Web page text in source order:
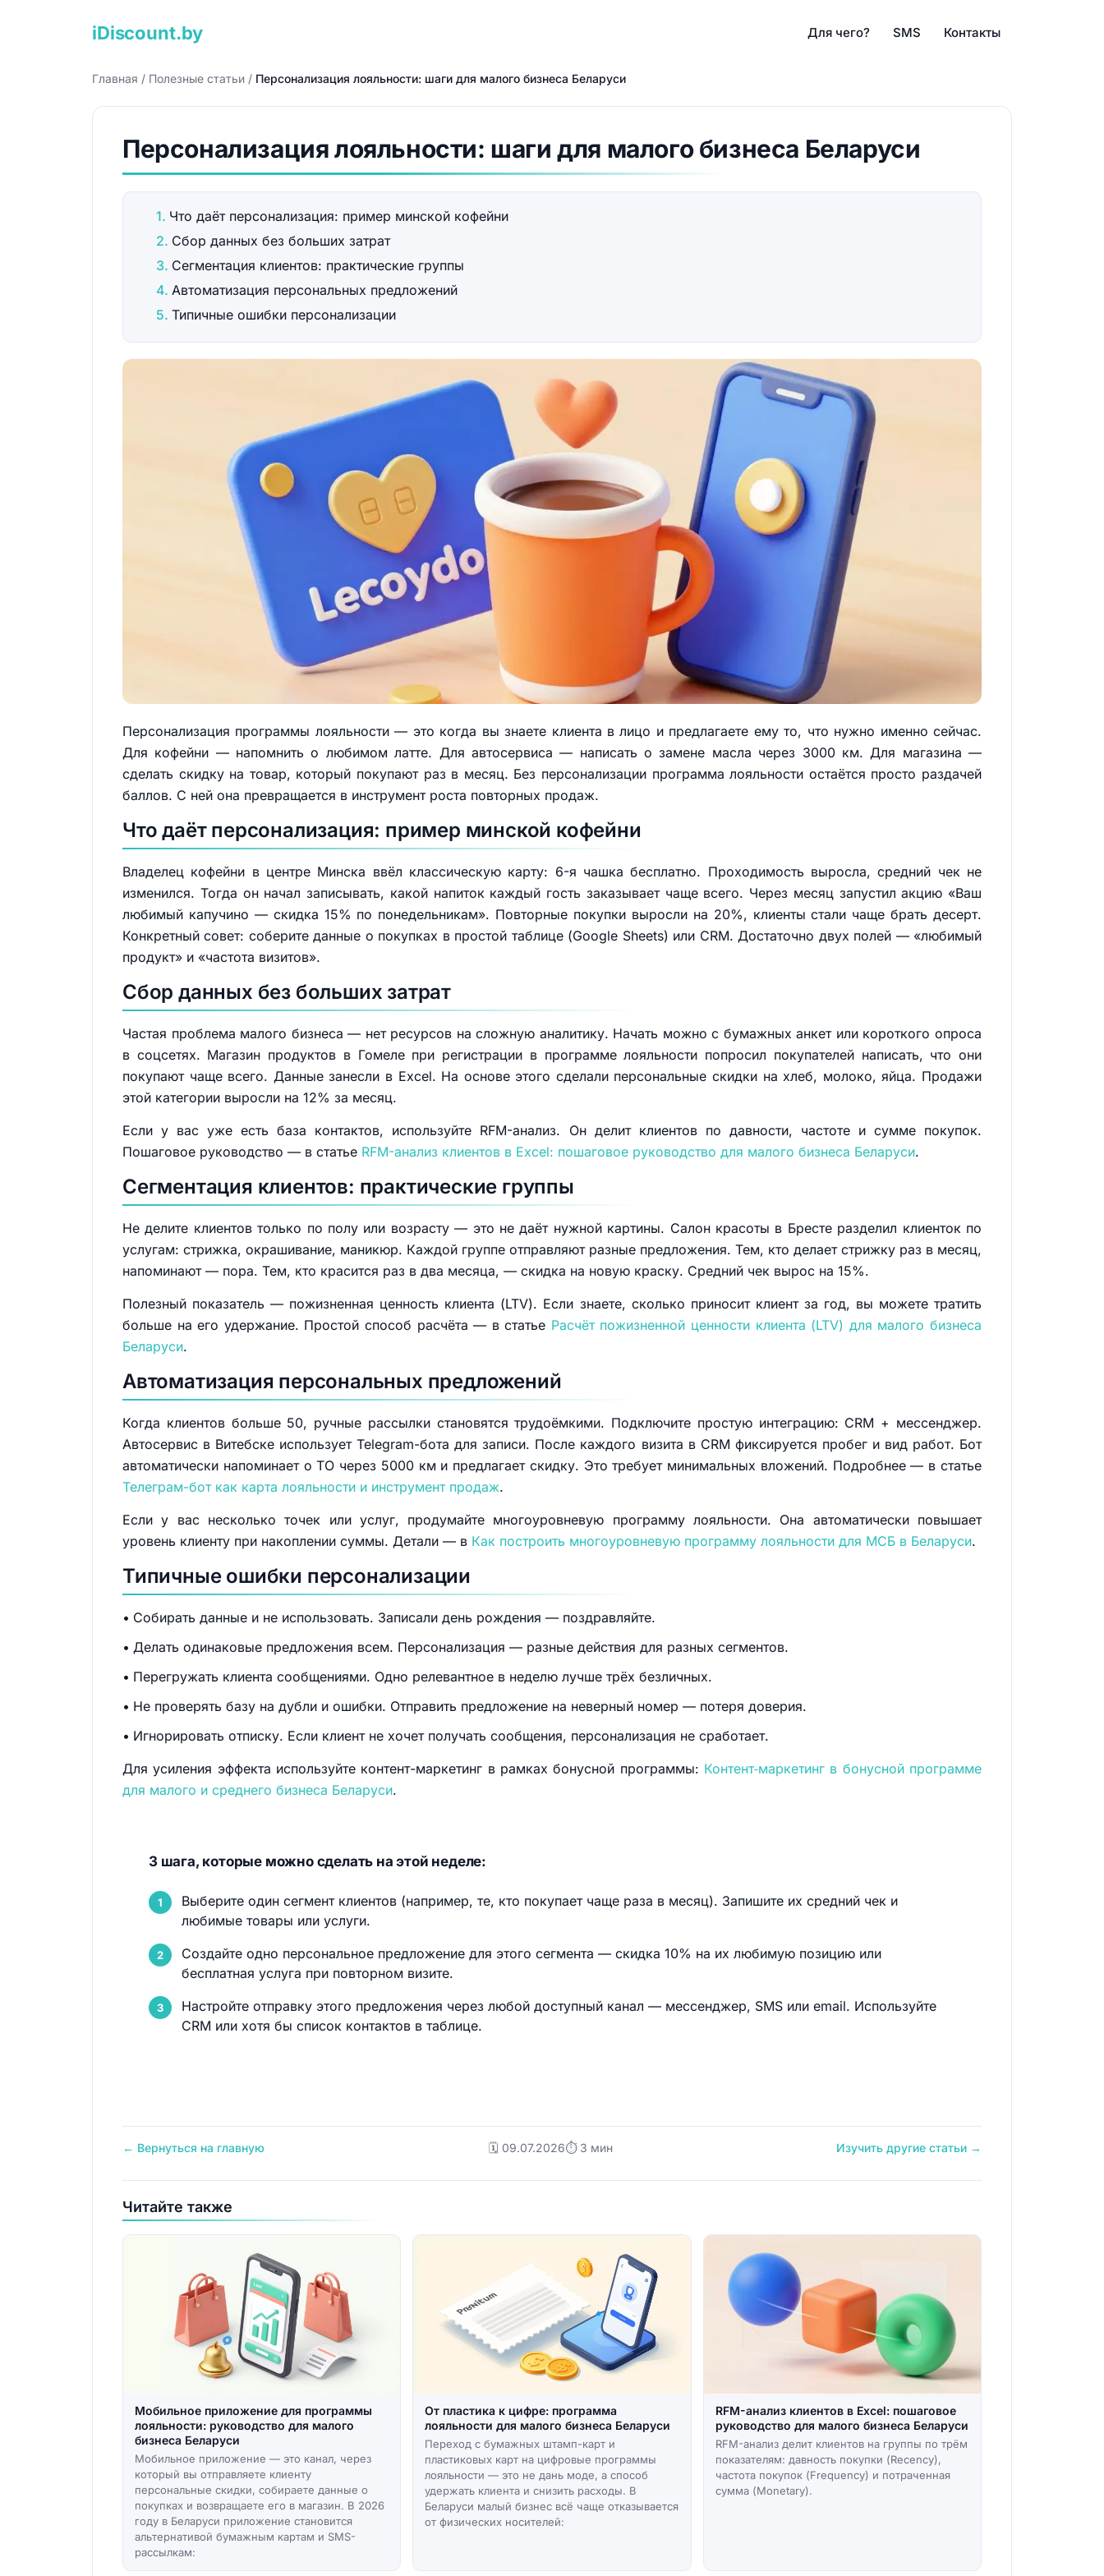
iDiscount.by Для чего? SMS Контакты
Главная / Полезные статьи / Персонализация лояльности: шаги для малого бизнеса Беларуси
Персонализация лояльности: шаги для малого бизнеса Беларуси
Что даёт персонализация: пример минской кофейни
Сбор данных без больших затрат
Сегментация клиентов: практические группы
Автоматизация персональных предложений
Типичные ошибки персонализации
Персонализация программы лояльности — это когда вы знаете клиента в лицо и предлагаете ему то, что нужно именно сейчас.
Для кофейни — напомнить о любимом латте. Для автосервиса — написать о замене масла через 3000 км. Для магазина —
сделать скидку на товар, который покупают раз в месяц. Без персонализации программа лояльности остаётся просто раздачей
баллов. С ней она превращается в инструмент роста повторных продаж.
Что даёт персонализация: пример минской кофейни
Владелец кофейни в центре Минска ввёл классическую карту: 6-я чашка бесплатно. Проходимость выросла, средний чек не
изменился. Тогда он начал записывать, какой напиток каждый гость заказывает чаще всего. Через месяц запустил акцию «Ваш
любимый капучино — скидка 15% по понедельникам». Повторные покупки выросли на 20%, клиенты стали чаще брать десерт.
Конкретный совет: соберите данные о покупках в простой таблице (Google Sheets) или CRM. Достаточно двух полей — «любимый
продукт» и «частота визитов».
Сбор данных без больших затрат
Частая проблема малого бизнеса — нет ресурсов на сложную аналитику. Начать можно с бумажных анкет или короткого опроса
в соцсетях. Магазин продуктов в Гомеле при регистрации в программе лояльности попросил покупателей написать, что они
покупают чаще всего. Данные занесли в Excel. На основе этого сделали персональные скидки на хлеб, молоко, яйца. Продажи
этой категории выросли на 12% за месяц.
Если у вас уже есть база контактов, используйте RFM-анализ. Он делит клиентов по давности, частоте и сумме покупок.
Пошаговое руководство — в статье RFM-анализ клиентов в Excel: пошаговое руководство для малого бизнеса Беларуси.
Сегментация клиентов: практические группы
Не делите клиентов только по полу или возрасту — это не даёт нужной картины. Салон красоты в Бресте разделил клиенток по
услугам: стрижка, окрашивание, маникюр. Каждой группе отправляют разные предложения. Тем, кто делает стрижку раз в месяц,
напоминают — пора. Тем, кто красится раз в два месяца, — скидка на новую краску. Средний чек вырос на 15%.
Полезный показатель — пожизненная ценность клиента (LTV). Если знаете, сколько приносит клиент за год, вы можете тратить
больше на его удержание. Простой способ расчёта — в статье Расчёт пожизненной ценности клиента (LTV) для малого бизнеса
Беларуси.
Автоматизация персональных предложений
Когда клиентов больше 50, ручные рассылки становятся трудоёмкими. Подключите простую интеграцию: CRM + мессенджер.
Автосервис в Витебске использует Telegram-бота для записи. После каждого визита в CRM фиксируется пробег и вид работ. Бот
автоматически напоминает о ТО через 5000 км и предлагает скидку. Это требует минимальных вложений. Подробнее — в статье
Телеграм-бот как карта лояльности и инструмент продаж.
Если у вас несколько точек или услуг, продумайте многоуровневую программу лояльности. Она автоматически повышает
уровень клиенту при накоплении суммы. Детали — в Как построить многоуровневую программу лояльности для МСБ в Беларуси.
Типичные ошибки персонализации
Собирать данные и не использовать. Записали день рождения — поздравляйте.
Делать одинаковые предложения всем. Персонализация — разные действия для разных сегментов.
Перегружать клиента сообщениями. Одно релевантное в неделю лучше трёх безличных.
Не проверять базу на дубли и ошибки. Отправить предложение на неверный номер — потеря доверия.
Игнорировать отписку. Если клиент не хочет получать сообщения, персонализация не сработает.
Для усиления эффекта используйте контент-маркетинг в рамках бонусной программы: Контент‑маркетинг в бонусной программе
для малого и среднего бизнеса Беларуси.
3 шага, которые можно сделать на этой неделе:
Выберите один сегмент клиентов (например, те, кто покупает чаще раза в месяц). Запишите их средний чек и
любимые товары или услуги.
Создайте одно персональное предложение для этого сегмента — скидка 10% на их любимую позицию или
бесплатная услуга при повторном визите.
Настройте отправку этого предложения через любой доступный канал — мессенджер, SMS или email. Используйте
CRM или хотя бы список контактов в таблице.
← Вернуться на главную 🗓️ 09.07.2026⏱ 3 мин Изучить другие статьи →
Читайте также
Мобильное приложение для программы
лояльности: руководство для малого
бизнеса Беларуси
Мобильное приложение — это канал, через
который вы отправляете клиенту
персональные скидки, собираете данные о
покупках и возвращаете его в магазин. В 2026
году в Беларуси приложение становится
альтернативой бумажным картам и SMS-
рассылкам:
От пластика к цифре: программа
лояльности для малого бизнеса Беларуси
Переход с бумажных штамп-карт и
пластиковых карт на цифровые программы
лояльности — это не дань моде, а способ
удержать клиента и снизить расходы. В
Беларуси малый бизнес всё чаще отказывается
от физических носителей:
RFM-анализ клиентов в Excel: пошаговое
руководство для малого бизнеса Беларуси
RFM-анализ делит клиентов на группы по трём
показателям: давность покупки (Recency),
частота покупок (Frequency) и потраченная
сумма (Monetary).